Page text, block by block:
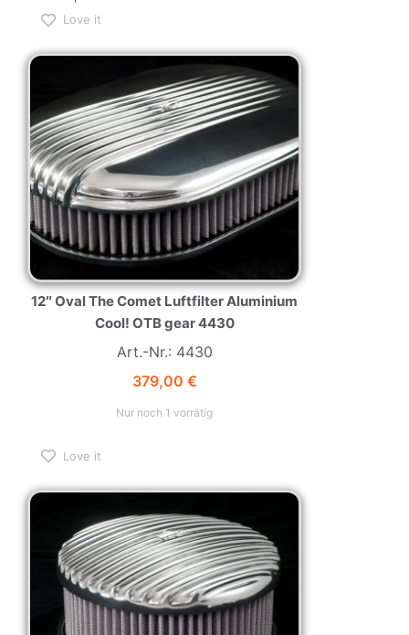
Love it
12″ Oval The Comet Luftfilter Aluminium
Cool! OTB gear 4430
Art.-Nr.: 4430
379,00 €
Nur noch 1 vorrätig
Love it